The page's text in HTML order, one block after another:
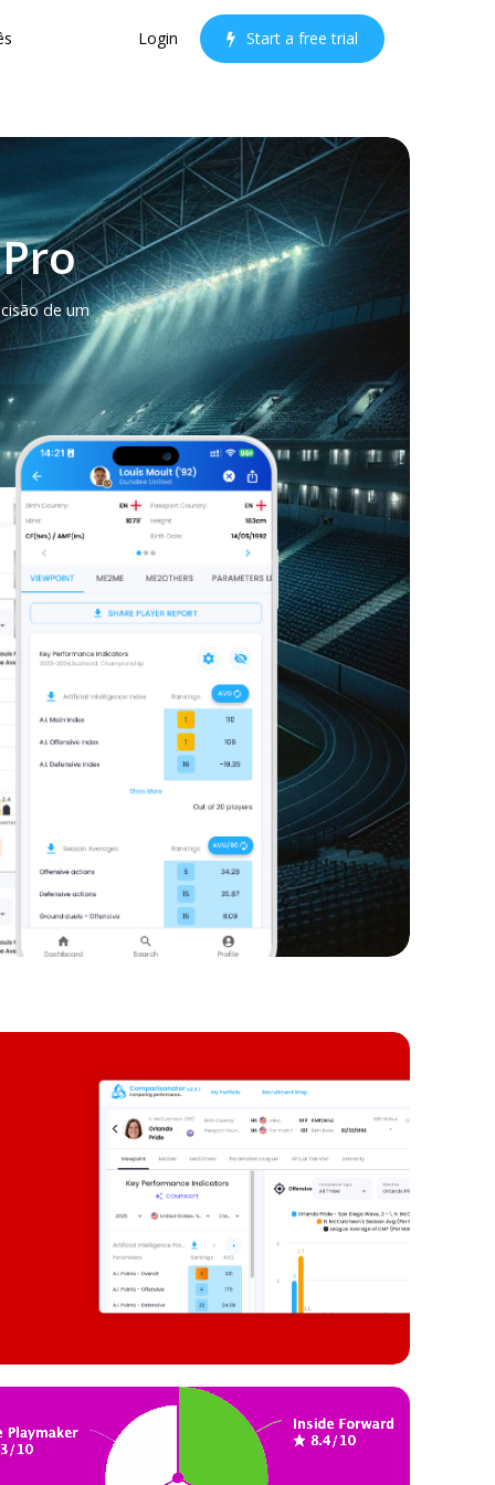
Login Start a free trial
de um